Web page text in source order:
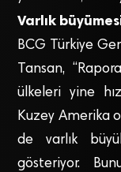
Varlık
BCG Türkiye
Tansan,
ülkeleri yine
Kuzey Amerika
de varlık
gösteriyor.